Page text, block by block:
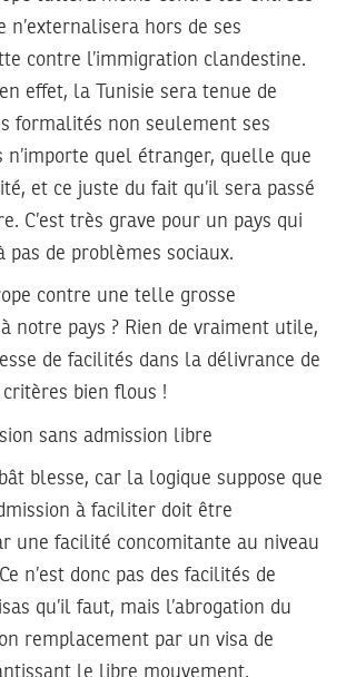
n’externalisera hors de ses
contre l’immigration clandestine.
effet, la Tunisie sera tenue de
formalités non seulement ses
n’importe quel étranger, quelle que
et ce juste du fait qu’il sera passé
C’est très grave pour un pays qui
pas de problèmes sociaux.
contre une telle grosse
notre pays ? Rien de vraiment utile,
de facilités dans la délivrance de
bien flous !
sans admission libre
blesse, car la logique suppose que
à faciliter doit être
une facilité concomitante au niveau
n’est donc pas des facilités de
qu’il faut, mais l’abrogation du
remplacement par un visa de
le libre mouvement.